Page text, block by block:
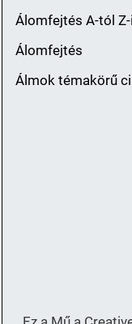
Álomfejtés A-tól
Álomfejtés
Álmok témakörű